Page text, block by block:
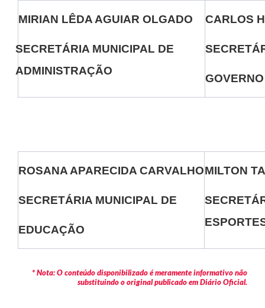
MIRIAN LÊDA AGUIAR OLGADO
SECRETÁRIA MUNICIPAL DE
ADMINISTRAÇÃO
CARLOS
GOVERNO
ROSANA APARECIDA CARVALHO
SECRETÁRIA MUNICIPAL DE
EDUCAÇÃO
MILTON
* Nota: O conteúdo disponibilizado é meramente informativo não
substituindo o original publicado em Diário Oficial.